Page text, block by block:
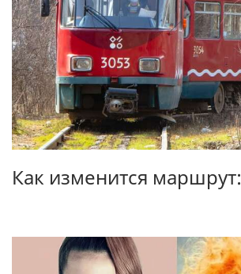
Как изменится маршрут: